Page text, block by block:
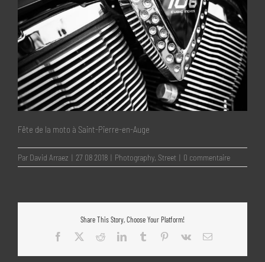
Fête de la moto à Saint-Pierre-en-Auge
Par David Arraez | 27 08 2018 | Photography, Street | 0 commentaire
Share This Story, Choose Your Platform!
Facebook
RedditLinkedInTumblr Pinterest
Vk Email